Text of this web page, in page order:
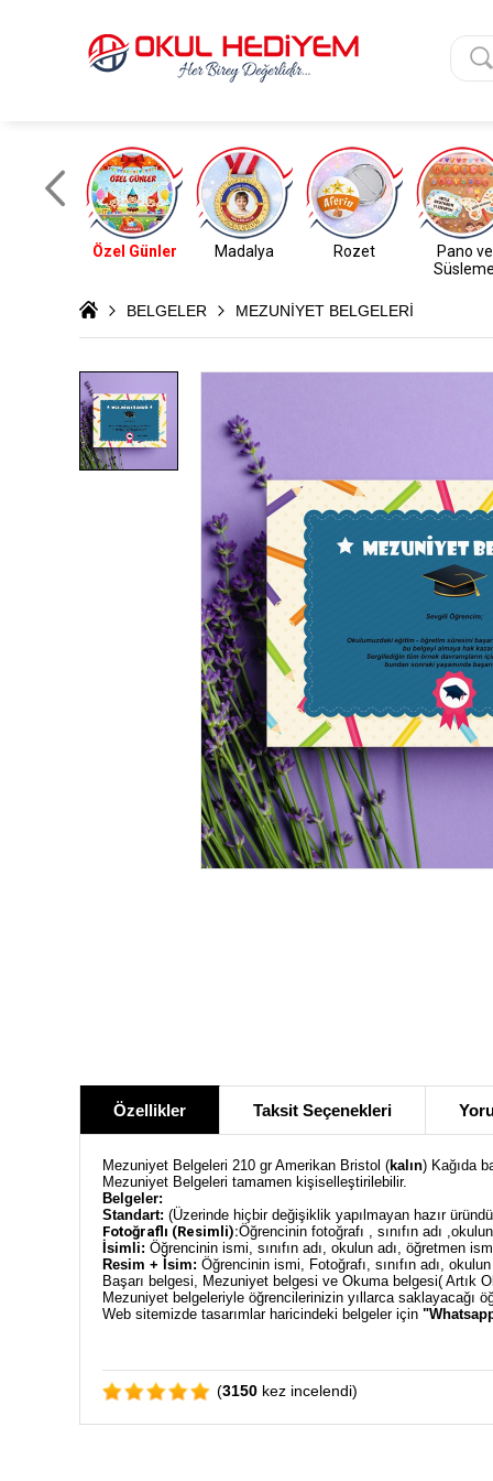
Özel Günler Madalya Rozet
Pano ve
Süsleme
BELGELER MEZUNİYET BELGELERİ
Özellikler Taksit Seçenekleri
Mezuniyet Belgeleri 210 gr Amerikan Bristol (kalın) Kağıda
Mezuniyet Belgeleri tamamen kişiselleştirilebilir.
Belgeler:
Standart: (Üzerinde hiçbir değişiklik yapılmayan hazır
Fotoğraflı (Resimli):Öğrencinin fotoğrafı , sınıfın adı
İsimli: Öğrencinin ismi, sınıfın adı, okulun adı, öğretmen
Resim + İsim: Öğrencinin ismi, Fotoğrafı, sınıfın adı,
Başarı belgesi, Mezuniyet belgesi ve Okuma belgesi( Artık
Mezuniyet belgeleriyle öğrencilerinizin yıllarca saklayacağı
Web sitemizde tasarımlar haricindeki belgeler için
(3150 kez incelendi)